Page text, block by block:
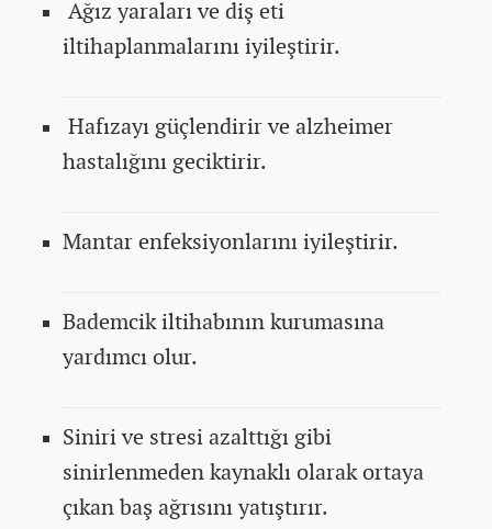
Ağız yaraları ve diş eti
iltihaplanmalarını iyileştirir.
Hafızayı güçlendirir ve alzheimer
hastalığını geciktirir.
Mantar enfeksiyonlarını iyileştirir.
Bademcik iltihabının kurumasına
yardımcı olur.
Siniri ve stresi azalttığı gibi
sinirlenmeden kaynaklı olarak ortaya
çıkan baş ağrısını yatıştırır.